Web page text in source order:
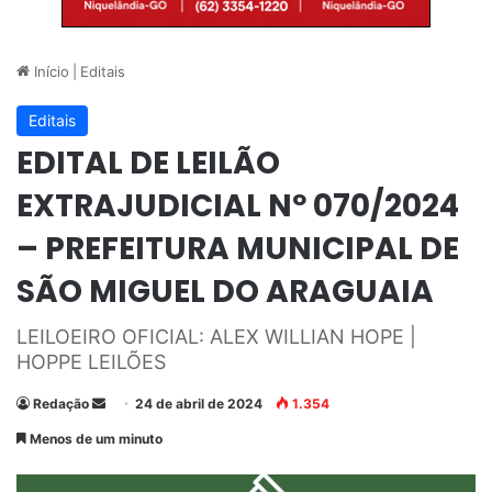
Início Editais
Editais
EDITAL DE LEILÃO
EXTRAJUDICIAL Nº 070/2024
– PREFEITURA MUNICIPAL DE
SÃO MIGUEL DO ARAGUAIA
LEILOEIRO OFICIAL: ALEX WILLIAN HOPE |
HOPPE LEILÕES
Redação 24 de abril de 2024 1.354
Menos de um minuto